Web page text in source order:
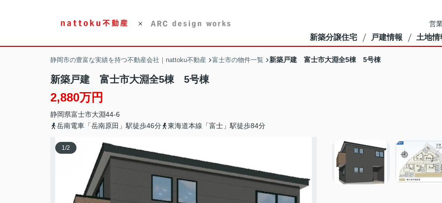
営
新築分譲住宅 戸建情報 土地情
静岡市の豊富な実績を持つ不動産会社｜nattoku不動産 富士市の物件一覧 新築戸建 富士市大淵全5棟 5号棟
新築戸建 富士市大淵全5棟 5号棟
2,880万円
静岡県富士市大淵44-6
岳南電車「岳南原田」駅徒歩46分
東海道本線「富士」駅徒歩84分
1/2